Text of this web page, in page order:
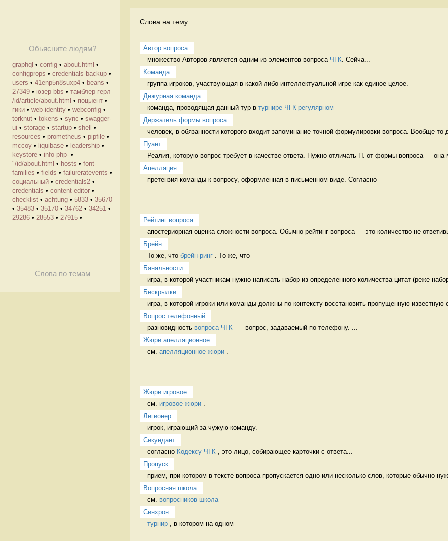
Обьясните людям?
graphql • config • about.html •
configprops • credentials-backup •
users • 41enp5n8suxp4 • beans •
27349 • юзер bbs • тамблер герл
/id/article/about.html • поцыент •
гики • web-identity • webconfig •
torknut • tokens • sync • swagger-
ui • storage • startup • shell
•
resources • prometheus • pipfile •
mccoy • liquibase • leadership •
keystore • info-php- •
"/id/about.html • hosts • font-
families • fields • failureratevents •
cоциальный • credentials2 •
credentials • content-editor •
checklist • achtung • 5833 • 35670
• 35483 • 35170 • 34762 • 34251 •
29286 • 28553 • 27915 •
Слова по темам
Слова на тему:
Автор вопроса
множество Авторов является одним из элементов вопроса ЧГК . Сейча...
Команда
группа игроков, участвующая в какой-либо интеллектуальной игре как единое целое.
Дежурная команда
команда, проводящая данный тур в турнире ЧГК регулярном
Держатель формы вопроса
человек, в обязанности которого входит запоминание точной формулировки вопроса. Вообще-то
Пуант
Реалия, которую вопрос требует в качестве ответа. Нужно отличать П. от формы вопроса — она
Апелляция
претензия команды к вопросу, оформленная в письменном виде. Согласно
Рейтинг вопроса
апостериорная оценка сложности вопроса. Обычно рейтинг вопроса — это количество не
Брейн
То же, что брейн-ринг . То же, что
Банальности
игра, в которой участникам нужно написать набор из определенного количества цитат (реже набор
Бескрылки
игра, в которой игроки или команды должны по контексту восстановить пропущенную известную
Вопрос телефонный
разновидность вопроса ЧГК
  — вопрос, задаваемый по телефону. ...
Жюри апелляционное
см. апелляционное жюри
Жюри игровое
см. игровое жюри
Легионер
игрок, играющий за чужую команду.
Секундант
согласно Кодексу ЧГК , это лицо, собирающее карточки с ответа...
Пропуск
прием, при котором в тексте вопроса пропускается одно или несколько слов, которые обычно
Вопросная школа
см. вопросников школа
Синхрон
турнир , в котором на одном